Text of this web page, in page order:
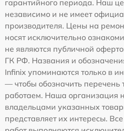
гарантийного периода. Наш
независимо и не имеет
производителя. Цены на
носят исключительно
не являются публичной
ГК РФ. Названия и
Infinix упоминаются только в
— чтобы обозначить перечень
работаем. Наша организация
владельцами указанных
представляет их интересы.